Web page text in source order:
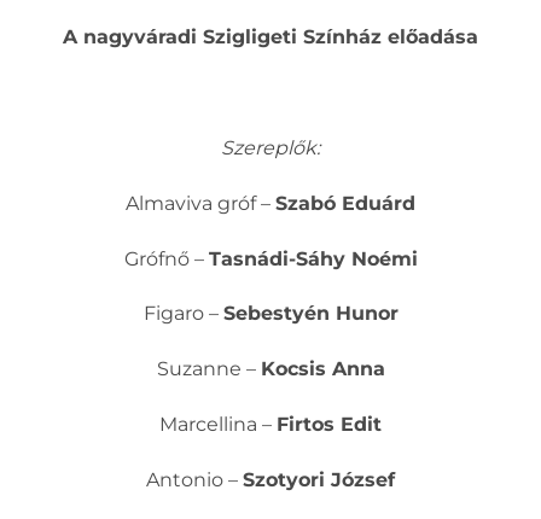
A nagyváradi Szigligeti Színház előadása
Szereplők:
Almaviva gróf – Szabó Eduárd
Grófnő – Tasnádi-Sáhy Noémi
Figaro – Sebestyén Hunor
Suzanne – Kocsis Anna
Marcellina – Firtos Edit
Antonio – Szotyori József